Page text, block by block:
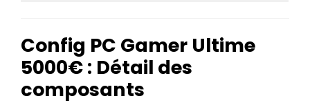
Config PC Gamer Ultime
5000€ : Détail des
composants